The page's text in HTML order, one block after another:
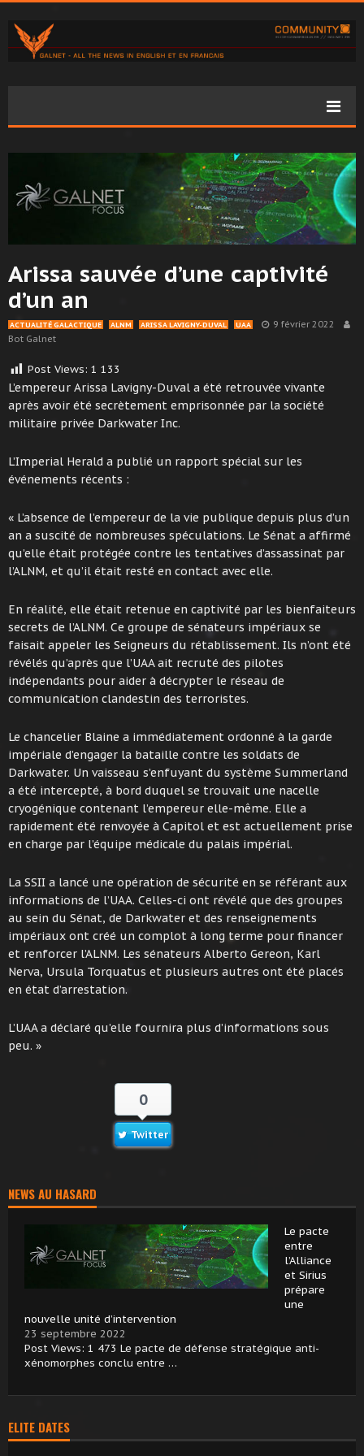
Arissa sauvée d’une captivité
d’un an
ACTUALITÉ GALACTIQUE ALNM ARISSA LAVIGNY-DUVAL UAA
9 février 2022
Bot Galnet
Post Views: 1 133
L’empereur Arissa Lavigny-Duval a été retrouvée vivante
après avoir été secrètement emprisonnée par la société
militaire privée Darkwater Inc.
L’Imperial Herald a publié un rapport spécial sur les
événements récents :
« L’absence de l’empereur de la vie publique depuis plus d’un
an a suscité de nombreuses spéculations. Le Sénat a affirmé
qu’elle était protégée contre les tentatives d’assassinat par
l’ALNM, et qu’il était resté en contact avec elle.
En réalité, elle était retenue en captivité par les bienfaiteurs
secrets de l’ALNM. Ce groupe de sénateurs impériaux se
faisait appeler les Seigneurs du rétablissement. Ils n’ont été
révélés qu’après que l’UAA ait recruté des pilotes
indépendants pour aider à décrypter le réseau de
communication clandestin des terroristes.
Le chancelier Blaine a immédiatement ordonné à la garde
impériale d’engager la bataille contre les soldats de
Darkwater. Un vaisseau s’enfuyant du système Summerland
a été intercepté, à bord duquel se trouvait une nacelle
cryogénique contenant l’empereur elle-même. Elle a
rapidement été renvoyée à Capitol et est actuellement prise
en charge par l’équipe médicale du palais impérial.
La SSII a lancé une opération de sécurité en se référant aux
informations de l’UAA. Celles-ci ont révélé que des groupes
au sein du Sénat, de Darkwater et des renseignements
impériaux ont créé un complot à long terme pour financer
et renforcer l’ALNM. Les sénateurs Alberto Gereon, Karl
Nerva, Ursula Torquatus et plusieurs autres ont été placés
en état d’arrestation.
L’UAA a déclaré qu’elle fournira plus d’informations sous
peu. »
0
Twitter
NEWS AU HASARD
Le pacte
entre
l’Alliance
et Sirius
prépare
une
nouvelle unité d’intervention
23 septembre 2022
Post Views: 1 473 Le pacte de défense stratégique anti-
xénomorphes conclu entre …
ELITE DATES